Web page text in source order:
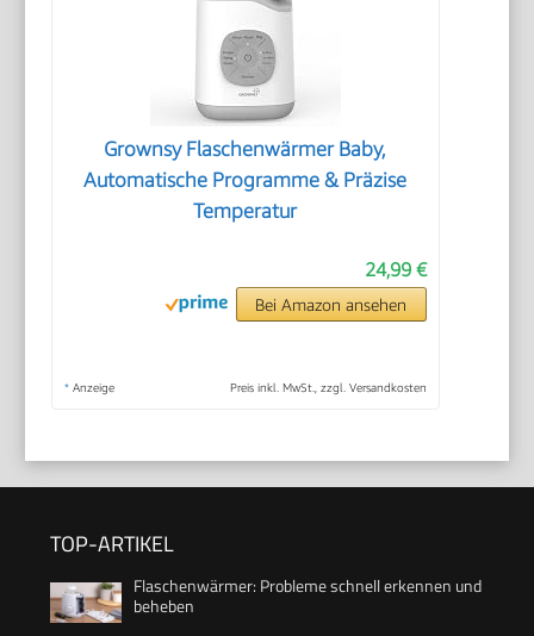
Grownsy Flaschenwärmer Baby,
Automatische Programme & Präzise
Temperatur
24,99 €
Bei Amazon ansehen
* Anzeige Preis inkl. MwSt., zzgl. Versandkosten
TOP-ARTIKEL
Flaschenwärmer: Probleme schnell erkennen und
beheben